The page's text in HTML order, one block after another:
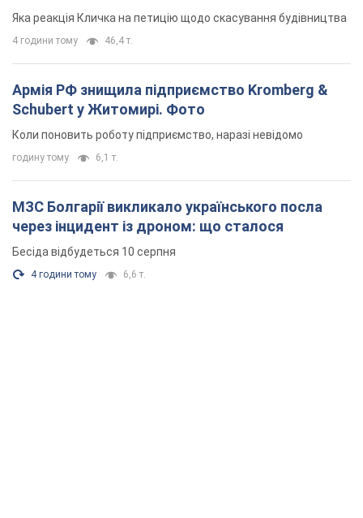
"московського вірянина"
Яка реакція Кличка на петицію щодо скасування будівництва
4 години тому 46,4 т.
Армія РФ знищила підприємство Kromberg &
Schubert у Житомирі. Фото
Коли поновить роботу підприємство, наразі невідомо
годину тому 6,1 т.
МЗС Болгарії викликало українського посла
через інцидент із дроном: що сталося
Бесіда відбудеться 10 серпня
4 години тому 6,6 т.